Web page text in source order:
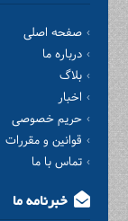
صفحه اصلی
درباره ما
بلاگ
اخبار
حریم خصوصی
قوانین و مقررات
تماس با ما
خبرنامه ما